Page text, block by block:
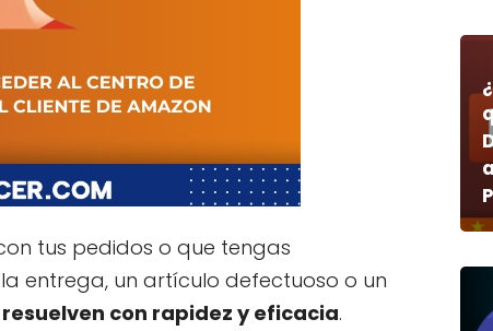
tus pedidos o que tengas
entrega, un artículo defectuoso o un
con rapidez y eficacia.